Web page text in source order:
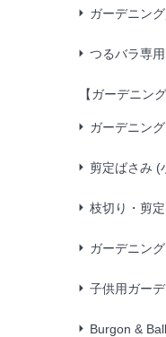
ガーデニング
つるバラ専
【ガーデニン
ガーデニン
剪定ばさみ (
枝切り・剪
ガーデニン
子供用ガー
Burgon &